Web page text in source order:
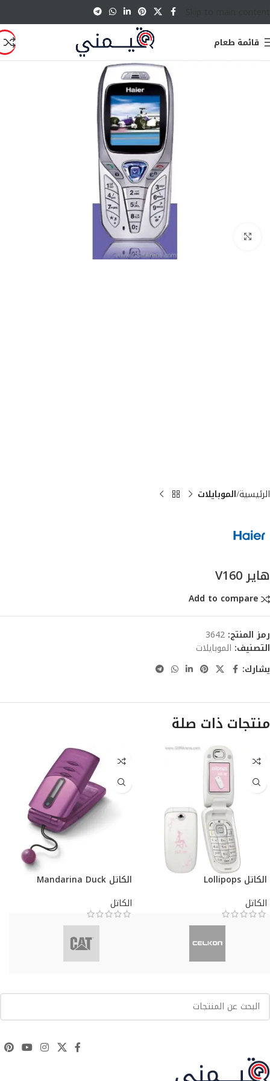
قائمة طعام
الرئيسية الموبايلات
هاير V160
Add to compare
رمز المنتج: 3642
التصنيف: الموبايلات
يشارك:
منتجات ذات صلة
الكاتل Lollipops
الكاتل
الكاتل Mandarina Duck
الكاتل